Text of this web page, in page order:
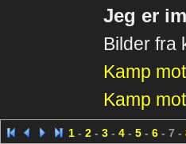
Jeg er
Bilder fra
Kamp
Kamp
1 - 2 - 3 - 4 - 5 - 6 - 7 -